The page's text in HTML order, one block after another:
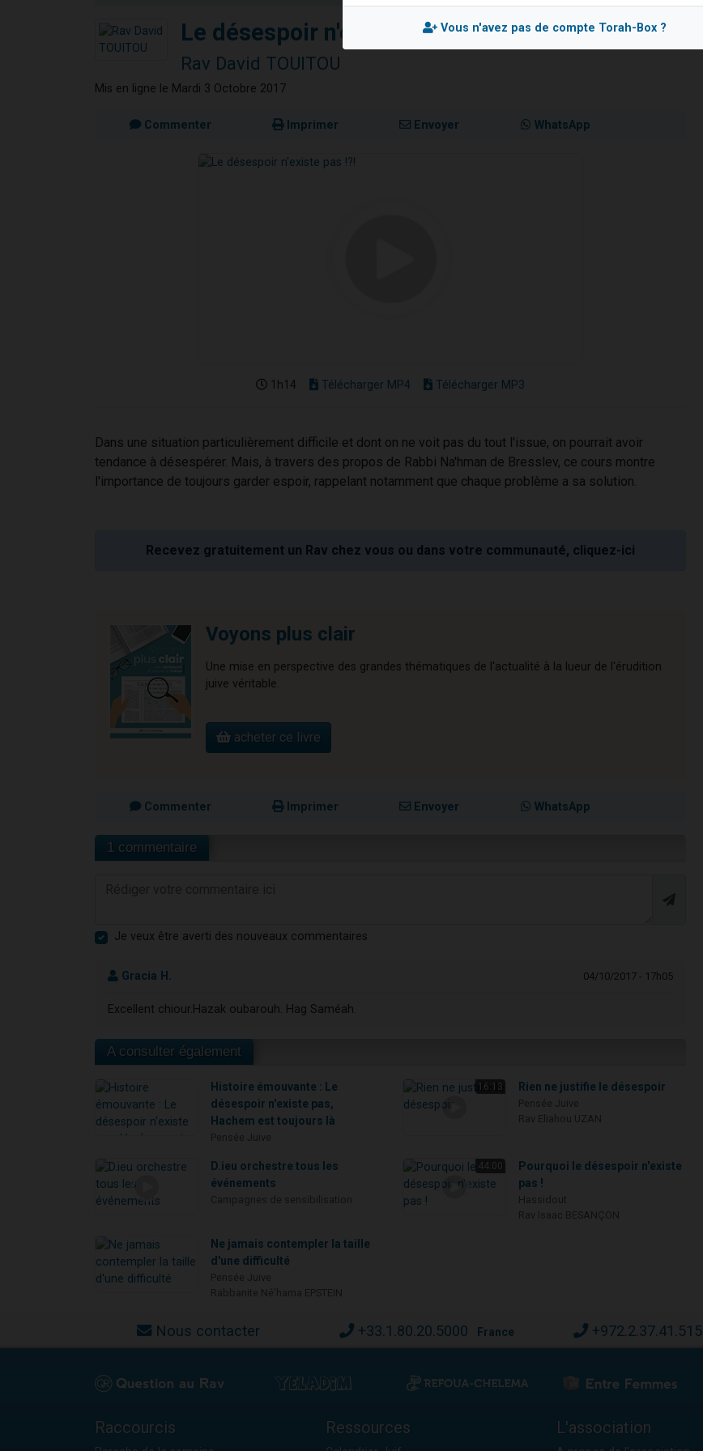
30 personnes viennent de faire un don pour Sauvez la jambe de Yohan
Il reste 49 places pour étudier en groupe sur Zoom
Le désespoir n'existe pas !?!
Rav David TOUITOU
Mis en ligne le Mardi 3 Octobre 2017
Commenter Imprimer Envoyer WhatsApp
1h14 Télécharger MP4 Télécharger MP3
Dans une situation particulièrement difficile et dont on ne voit pas du tout l'issue, on pourrait avoir
tendance à désespérer. Mais, à travers des propos de Rabbi Na'hman de Bresslev, ce cours montre
l'importance de toujours garder espoir, rappelant notamment que chaque problème a sa solution.
Recevez gratuitement un Rav chez vous ou dans votre communauté, cliquez-ici
Voyons plus clair
Une mise en perspective des grandes thématiques de l'actualité à la lueur de l'érudition
juive véritable.
acheter ce livre
Commenter Imprimer Envoyer WhatsApp
1 commentaire
Je veux être averti des nouveaux commentaires
Gracia H. 04/10/2017 - 17h05
Excellent chiour.Hazak oubarouh. Hag Saméah.
A consulter également
Histoire émouvante : Le
désespoir n'existe pas,
Hachem est toujours là
16:13 Rien ne justifie le désespoir
D.ieu orchestre tous les
événements
44:00
Pourquoi le désespoir n'existe
pas !
Ne jamais contempler la taille
d'une difficulté
Nous contacter +33.1.80.20.5000 France +972.2.37.41.515
Raccourcis Ressources L'association
Vous n'avez pas de compte Torah-Box ?